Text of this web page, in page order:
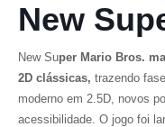
New
New Super Mario Bros.
2D clássicas, trazendo
moderno em 2.5D, novos
acessibilidade. O jogo foi